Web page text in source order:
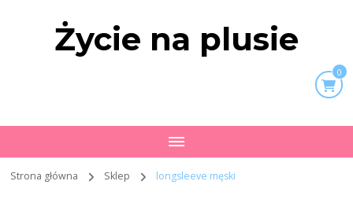
Życie na plusie
0
Strona główna Sklep longsleeve męski